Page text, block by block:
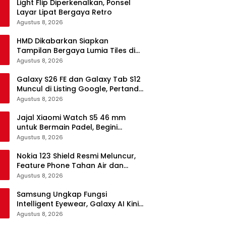
Light Flip Diperkenalkan, Ponsel
Layar Lipat Bergaya Retro
Agustus 8, 2026
HMD Dikabarkan Siapkan
Tampilan Bergaya Lumia Tiles di
Ponsel Android
Agustus 8, 2026
Galaxy S26 FE dan Galaxy Tab S12
Muncul di Listing Google, Pertanda
Segera Rilis?
Agustus 8, 2026
Jajal Xiaomi Watch S5 46 mm
untuk Bermain Padel, Begini
Kemampuannya
Agustus 8, 2026
Nokia 123 Shield Resmi Meluncur,
Feature Phone Tahan Air dan
Debu
Agustus 8, 2026
Samsung Ungkap Fungsi
Intelligent Eyewear, Galaxy AI Kini
Bisa Diakses Tanpa Layar
Agustus 8, 2026